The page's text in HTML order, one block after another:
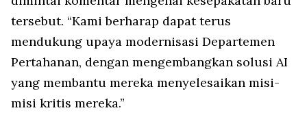
tersebut. “Kami berharap dapat terus
mendukung upaya modernisasi Departemen
Pertahanan, dengan mengembangkan solusi AI
yang membantu mereka menyelesaikan misi-
misi kritis mereka.”